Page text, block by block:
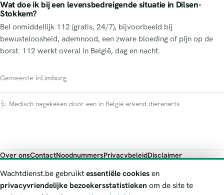
Wat doe ik bij een levensbedreigende situatie in Dilsen-
Stokkem?
Bel onmiddellijk 112 (gratis, 24/7), bijvoorbeeld bij
bewusteloosheid, ademnood, een zware bloeding of pijn op de
borst. 112 werkt overal in België, dag en nacht.
Gemeente inLimburg
🩺 Medisch nagekeken door een in België erkend dierenarts
Over onsContactNoodnummersPrivacybeleidDisclaimer
Wachtdienst.be toont publieke wachtdienst-informatie ter oriëntatie.
Wachtdienst.be gebruiktessentiële cookiesen
privacyvriendelijke bezoekersstatistieken om de site te